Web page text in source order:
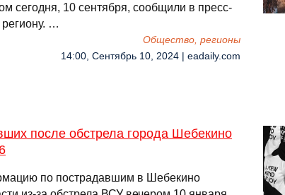
сегодня, 10 сентября, сообщили в пресс-
…
Общество, регионы
14:00, Сентябрь 10, 2024 | eadaily.com
после обстрела города Шебекино
по пострадавшим в Шебекино